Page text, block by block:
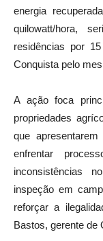
energia
quilowatt/hora,
residências por
Conquista pelo
A ação foca
propriedades
que
enfrentar
inconsistências
inspeção em
reforçar a
Bastos, gerente de